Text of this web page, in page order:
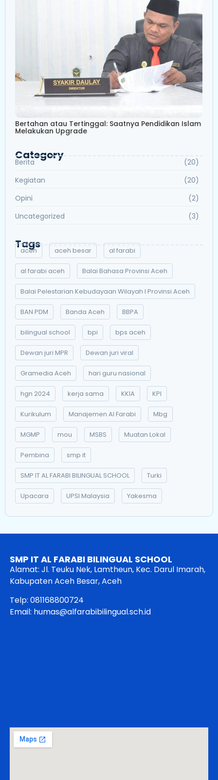
Bertahan atau Tertinggal: Saatnya Pendidikan Islam
Melakukan Upgrade
Category
Berita
(20)
Kegiatan
(20)
Opini
(2)
Uncategorized
(3)
Tags
aceh aceh besar al farabi
al farabi aceh Balai Bahasa Provinsi Aceh
Balai Pelestarian Kebudayaan Wilayah I Provinsi Aceh
BAN PDM Banda Aceh BBPA
bilingual school bpi bps aceh
Dewan juri MPR Dewan juri viral
Gramedia Aceh hari guru nasional
hgn 2024 kerja sama KKIA KPI
Kurikulum Manajemen Al Farabi Mbg
MGMP mou MSBS Muatan Lokal
Pembina smp it
SMP IT AL FARABI BILINGUAL SCHOOL Turki
Upacara UPSI Malaysia Yakesma
SMP IT AL FARABI BILINGUAL SCHOOL
Alamat: Jl. Teuku Nek, Lamtheun, Kec. Darul Imarah,
Kabupaten Aceh Besar, Aceh
Telp: 081168800724
Email: humas@alfarabibilingual.sch.id